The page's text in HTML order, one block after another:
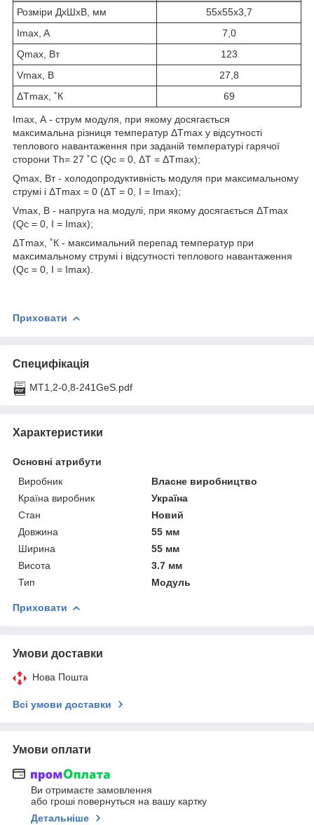
Розміри ДхШхВ, мм
55х55х3,7
Imax, A
7,0
Qmax, Вт
123
Vmax, В
27,8
ΔTmax, ˚К
69
Imax, А - струм модуля, при якому досягається
максимальна різниця температур ΔTmax у відсутності
теплового навантаження при заданій температурі гарячої
сторони Тh= 27 ˚С (Qc = 0, ΔT = ΔTmax);
Qmax, Вт - холодопродуктивність модуля при максимальному
струмі і ΔTmax = 0 (ΔT = 0, I = Imax);
Vmax, В - напруга на модулі, при якому досягається ΔTmax
(Qc = 0, I = Imax);
ΔTmax, ˚К - максимальний перепад температур при
максимальному струмі і відсутності теплового навантаження
(Qc = 0, I = Imax).
Приховати
Специфікація
MT1,2-0,8-241GeS.pdf
Характеристики
Основні атрибути
Виробник
Власне виробництво
Країна виробник
Україна
Стан
Новий
Довжина
55 мм
Ширина
55 мм
Висота
3.7 мм
Тип
Модуль
Приховати
Умови доставки
Нова Пошта
Всі умови доставки
Умови оплати
Ви отримаєте замовлення
або гроші повернуться на вашу картку
Детальніше